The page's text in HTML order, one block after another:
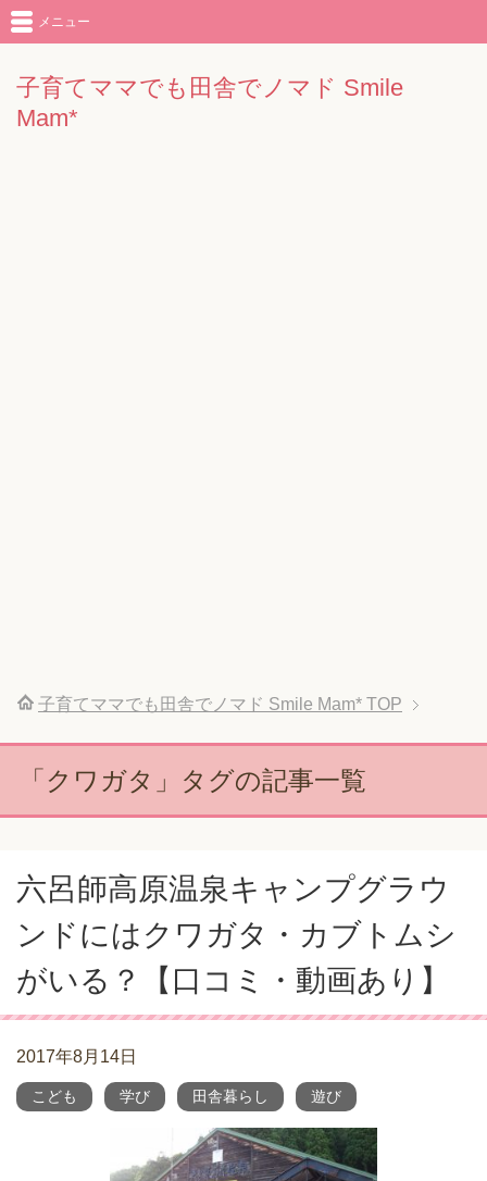
子育てママでも田舎でノマド Smile
Mam*
メニュー
子育てママでも田舎でノマド Smile Mam* TOP
「クワガタ」タグの記事一覧
六呂師高原温泉キャンプグラウ
ンドにはクワガタ・カブトムシ
がいる？【口コミ・動画あり】
2017年8月14日
こども 学び 田舎暮らし 遊び